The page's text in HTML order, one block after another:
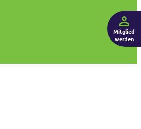
Mitglied
werden